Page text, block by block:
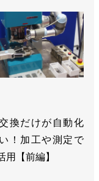
換だけが自動化
！加工や測定で
用【前編】